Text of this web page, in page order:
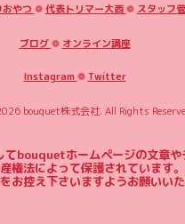
やつ ❁代表トリマー大西❁ スタッフ
ブログ❁ オンライン講座
Instagram ❁Twitter
bouquet株式会社. All Rights
てbouquetホームページの文章や
権法によって保護されています。
お控え下さいますようお願いいた